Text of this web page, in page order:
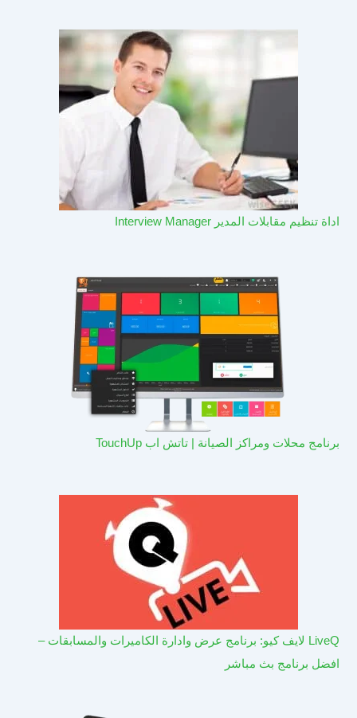
اداة تنظيم مقابلات المدير Interview Manager
برنامج محلات ومراكز الصيانة | تاتش اب TouchUp
LiveQ لايف كيو: برنامج عرض وادارة الكاميرات والمسابقات –
افضل برنامج بث مباشر